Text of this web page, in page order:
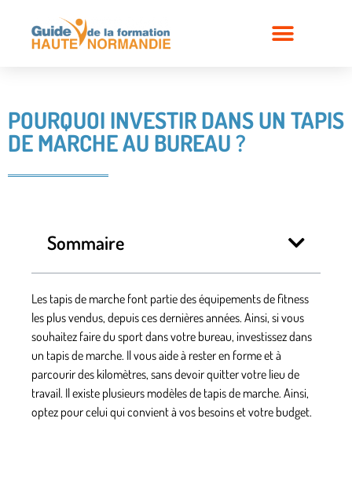
POURQUOI INVESTIR DANS UN TAPIS
DE MARCHE AU BUREAU ?
Sommaire
Les tapis de marche font partie des équipements de fitness
les plus vendus, depuis ces dernières années. Ainsi, si vous
souhaitez faire du sport dans votre bureau, investissez dans
un tapis de marche. Il vous aide à rester en forme et à
parcourir des kilomètres, sans devoir quitter votre lieu de
travail. Il existe plusieurs modèles de tapis de marche. Ainsi,
optez pour celui qui convient à vos besoins et votre budget.